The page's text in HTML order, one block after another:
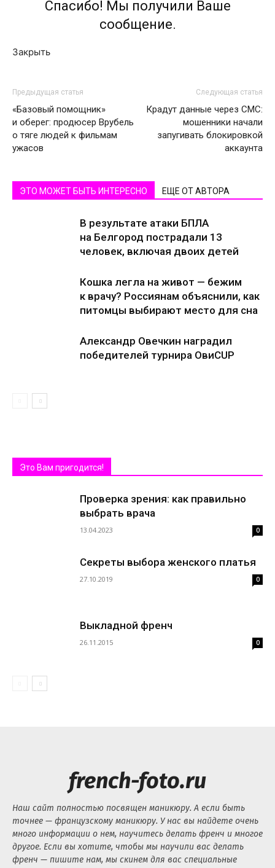
Спасибо! Мы получили Ваше
сообщение.
Закрыть
Предыдущая статья
«Базовый помощник»
и оберег: продюсер Врубель
о тяге людей к фильмам
ужасов
Следующая статья
Крадут данные через СМС:
мошенники начали
запугивать блокировкой
аккаунта
ЭТО МОЖЕТ БЫТЬ ИНТЕРЕСНО ЕЩЕ ОТ АВТОРА
В результате атаки БПЛА
на Белгород пострадали 13
человек, включая двоих детей
Кошка легла на живот — бежим
к врачу? Россиянам объяснили, как
питомцы выбирают место для сна
Александр Овечкин наградил
победителей турнира ОвиCUP
Это Вам пригодится!
Проверка зрения: как правильно
выбрать врача
13.04.2023 0
Секреты выбора женского платья
27.10.2019 0
Выкладной френч
26.11.2015 0
french-foto.ru
Наш сайт полностью посвящен маникюру. А если быть
точнее — французскому маникюру. У нас вы найдете очень
много информации о нем, научитесь делать френч и многое
другое. Если вы хотите, чтобы мы научили вас делать
френч — пишите нам, мы скинем для вас специальные